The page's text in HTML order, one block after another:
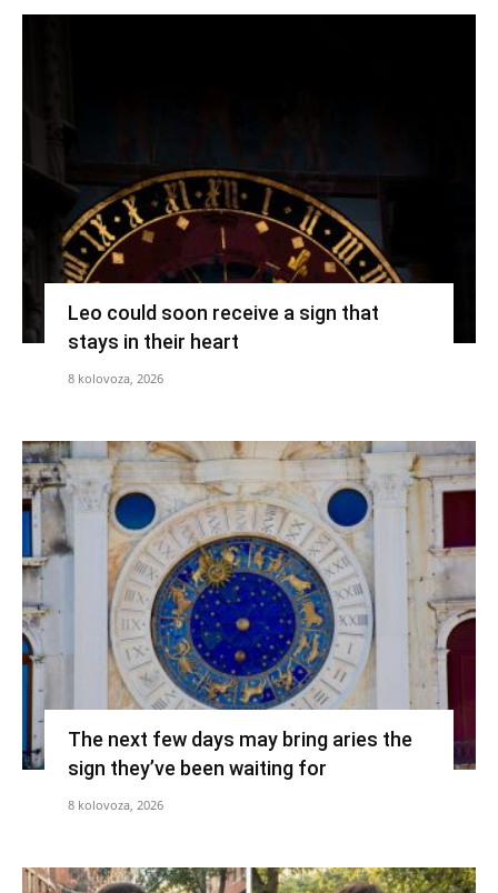
Leo could soon receive a sign that
stays in their heart
8 kolovoza, 2026
The next few days may bring aries the
sign they’ve been waiting for
8 kolovoza, 2026